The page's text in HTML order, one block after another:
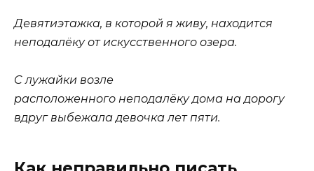
Девятиэтажка, в которой я живу, находится
неподалёку от искусственного озера.
C лужайки возле
расположенного неподалёку дома на дорогу
вдруг выбежала девочка лет пяти.